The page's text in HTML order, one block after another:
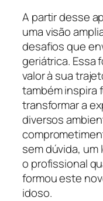
A partir desse
uma visão
desafios que
geriátrica. Essa
valor à sua
também inspira
transformar a
diversos
sem dúvida,
o profissional
formou este
idoso.